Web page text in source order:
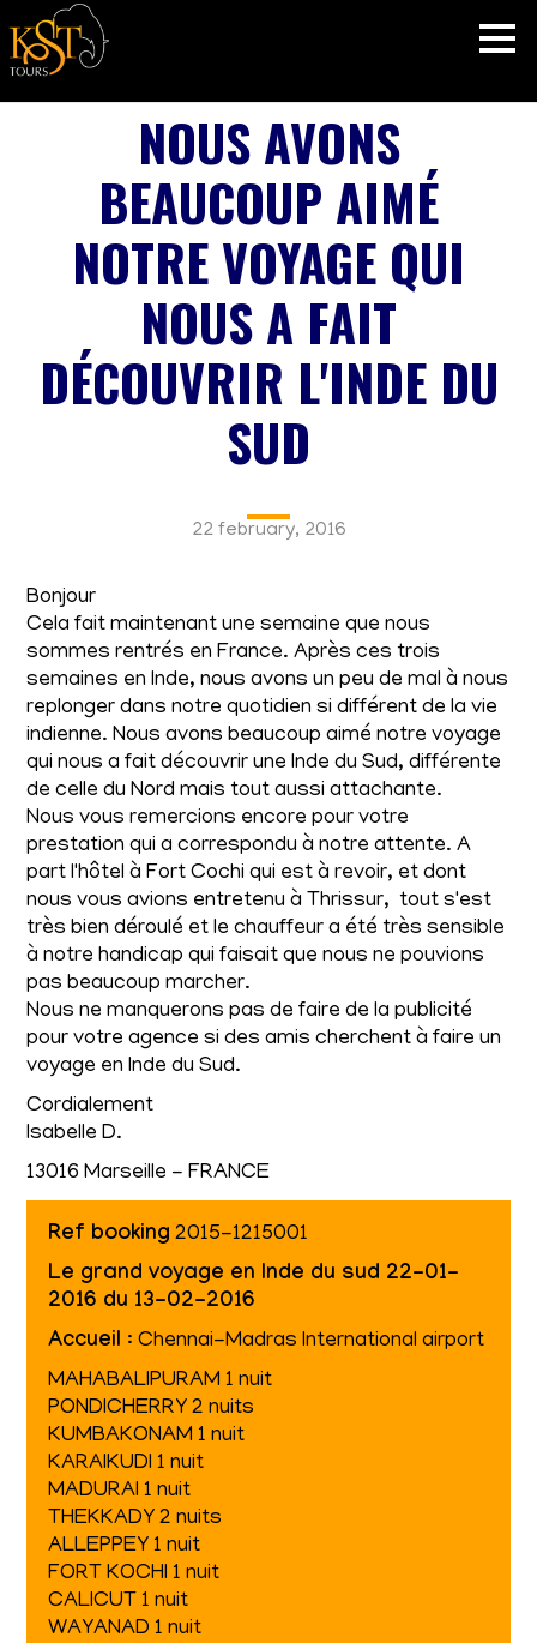
NOUS AVONS
BEAUCOUP AIMÉ
NOTRE VOYAGE QUI
NOUS A FAIT
DÉCOUVRIR L'INDE DU
SUD
22 february, 2016
Bonjour
Cela fait maintenant une semaine que nous
sommes rentrés en France. Après ces trois
semaines en Inde, nous avons un peu de mal à nous
replonger dans notre quotidien si différent de la vie
indienne. Nous avons beaucoup aimé notre voyage
qui nous a fait découvrir une Inde du Sud, différente
de celle du Nord mais tout aussi attachante.
Nous vous remercions encore pour votre
prestation qui a correspondu à notre attente. A
part l'hôtel à Fort Cochi qui est à revoir, et dont
nous vous avions entretenu à Thrissur, tout s'est
très bien déroulé et le chauffeur a été très sensible
à notre handicap qui faisait que nous ne pouvions
pas beaucoup marcher.
Nous ne manquerons pas de faire de la publicité
pour votre agence si des amis cherchent à faire un
voyage en Inde du Sud.
Cordialement
Isabelle D.
13016 Marseille - FRANCE
Ref booking 2015-1215001
Le grand voyage en Inde du sud 22-01-
2016 du 13-02-2016
Accueil : Chennai-Madras International airport
MAHABALIPURAM 1 nuit
PONDICHERRY 2 nuits
KUMBAKONAM 1 nuit
KARAIKUDI 1 nuit
MADURAI 1 nuit
THEKKADY 2 nuits
ALLEPPEY 1 nuit
FORT KOCHI 1 nuit
CALICUT 1 nuit
WAYANAD 1 nuit